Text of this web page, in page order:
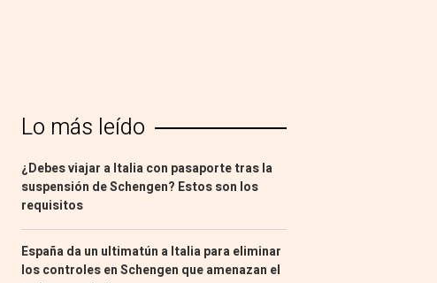
Lo más leído
¿Debes viajar a Italia con pasaporte tras la
suspensión de Schengen? Estos son los
requisitos
España da un ultimatún a Italia para eliminar
los controles en Schengen que amenazan el